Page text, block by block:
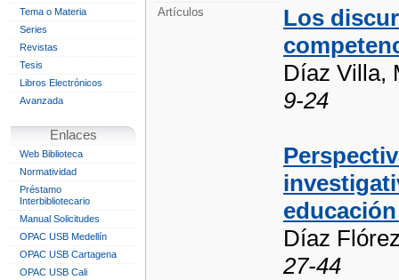
Tema o Materia
Series
Revistas
Tesis
Libros Electrónicos
Avanzada
Enlaces
Web Biblioteca
Normatividad
Préstamo
Interbibliotecario
Manual Solicitudes
OPAC USB Medellín
OPAC USB Cartagena
OPAC USB Cali
Artículos
Los
Díaz Villa,
9-24
Díaz
27-44